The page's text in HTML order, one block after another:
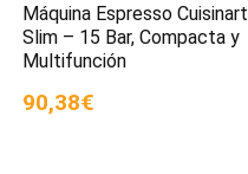
Máquina Espresso Cuisinart
Slim – 15 Bar, Compacta y
Multifunción
90,38€